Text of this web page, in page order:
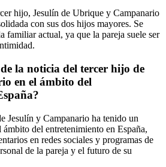
hijo, Jesulín de Ubrique y Campanario
con sus dos hijos mayores. Se
familiar actual, ya que la pareja suele ser
la noticia del tercer hijo de
en el ámbito del
Jesulín y Campanario ha tenido un
del entretenimiento en España,
en redes sociales y programas de
de la pareja y el futuro de su